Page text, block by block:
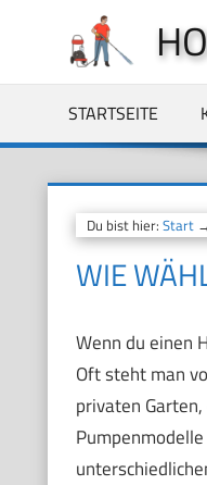
springen
STARTSEITE
Du bist hier: Start
WIE
Wenn du einen
Oft steht man
privaten